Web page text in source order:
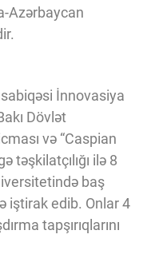
Azərbaycan
İnnovasiya
Dövlət
və “Caspian
təşkilatçılığı ilə 8
baş
iştirak edib. Onlar 4
tapşırıqlarını